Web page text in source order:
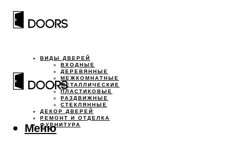
ВИДЫ ДВЕРЕЙ
ВХОДНЫЕ
ДЕРЕВЯННЫЕ
МЕЖКОМНАТНЫЕ
МЕТАЛЛИЧЕСКИЕ
ПЛАСТИКОВЫЕ
РАЗДВИЖНЫЕ
СТЕКЛЯННЫЕ
ДЕКОР ДВЕРЕЙ
РЕМОНТ И ОТДЕЛКА
ФУРНИТУРА
Меню